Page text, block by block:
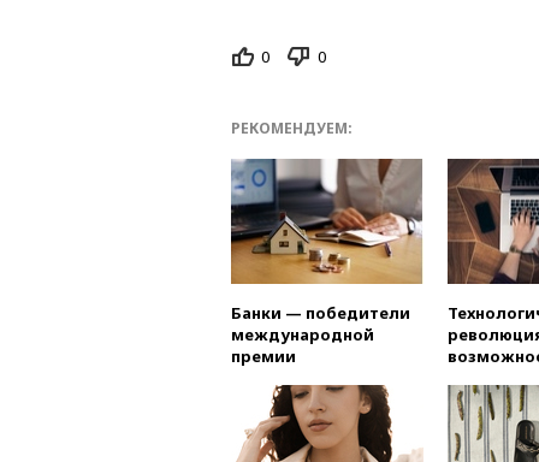
0 0
РЕКОМЕНДУЕМ:
Банки — победители
международной
премии